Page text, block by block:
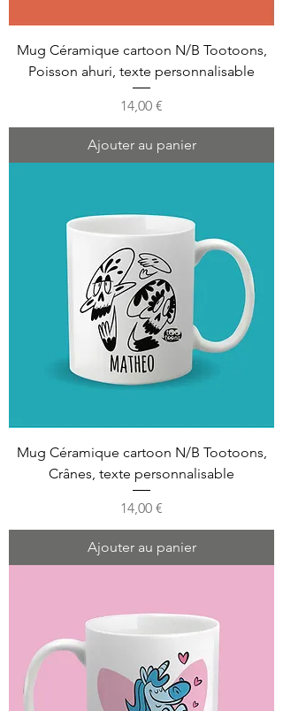
Mug Céramique cartoon N/B Tootoons,
Poisson ahuri, texte personnalisable
Prix
14,00 €
Ajouter au panier
Mug Céramique cartoon N/B Tootoons,
Crânes, texte personnalisable
Prix
14,00 €
Ajouter au panier